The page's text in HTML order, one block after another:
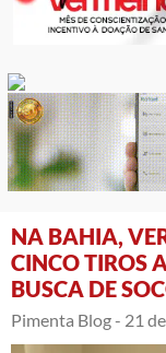
NA BAHIA,
CINCO TIROS
BUSCA DE
Pimenta Blog - 21